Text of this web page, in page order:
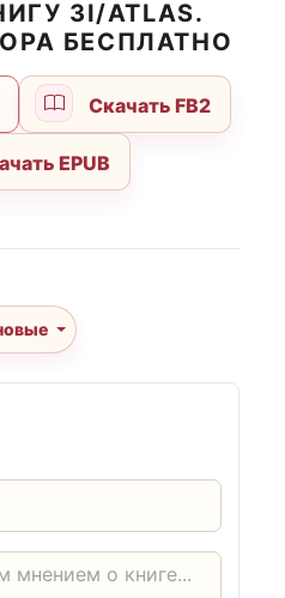
3I/ATLAS.
БЕСПЛАТНО
Скачать FB2
EPUB
новые